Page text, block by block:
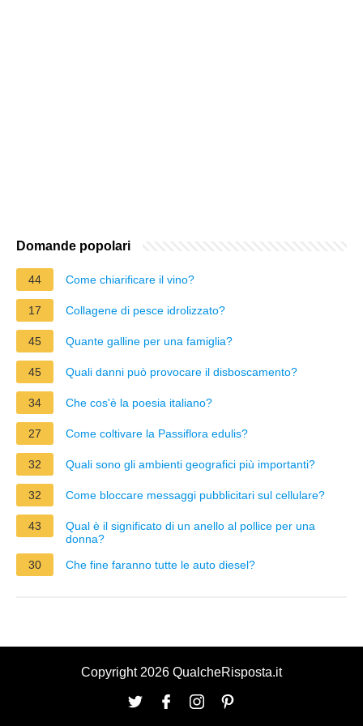
Domande popolari
44 Come chiarificare il vino?
17 Collagene di pesce idrolizzato?
45 Quante galline per una famiglia?
45 Quali danni può provocare il disboscamento?
34 Che cos'è la poesia italiano?
27 Come coltivare la Passiflora edulis?
32 Quali sono gli ambienti geografici più importanti?
32 Come bloccare messaggi pubblicitari sul cellulare?
43
Qual è il significato di un anello al pollice per una
donna?
30
Che fine faranno tutte le auto diesel?
Copyright 2026 QualcheRisposta.it